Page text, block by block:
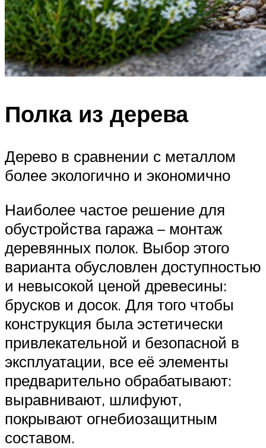
Полка из дерева
Дерево в сравнении с металлом
более экологично и экономично
Наиболее частое решение для
обустройства гаража – монтаж
деревянных полок. Выбор этого
варианта обусловлен доступностью
и невысокой ценой древесины:
брусков и досок. Для того чтобы
конструкция была эстетически
привлекательной и безопасной в
эксплуатации, все её элементы
предварительно обрабатывают:
выравнивают, шлифуют,
покрывают огнебиозащитным
составом.